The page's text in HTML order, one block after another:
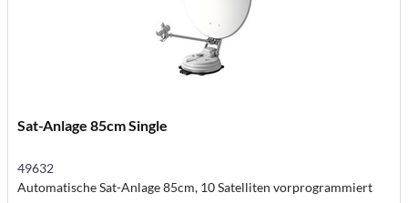
Sat-Anlage 85cm Single
49632
Automatische Sat-Anlage 85cm, 10 Satelliten vorprogrammiert